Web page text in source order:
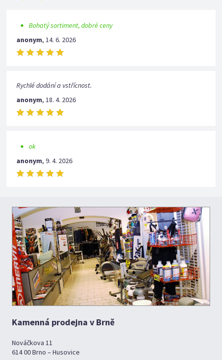
Bohatý sortiment, dobré ceny
anonym,14. 6. 2026
Rychlé dodání a vstřícnost.
anonym,18. 4. 2026
ok
anonym,9. 4. 2026
Kamenná prodejna v Brně
Nováčkova 11
614 00 Brno – Husovice